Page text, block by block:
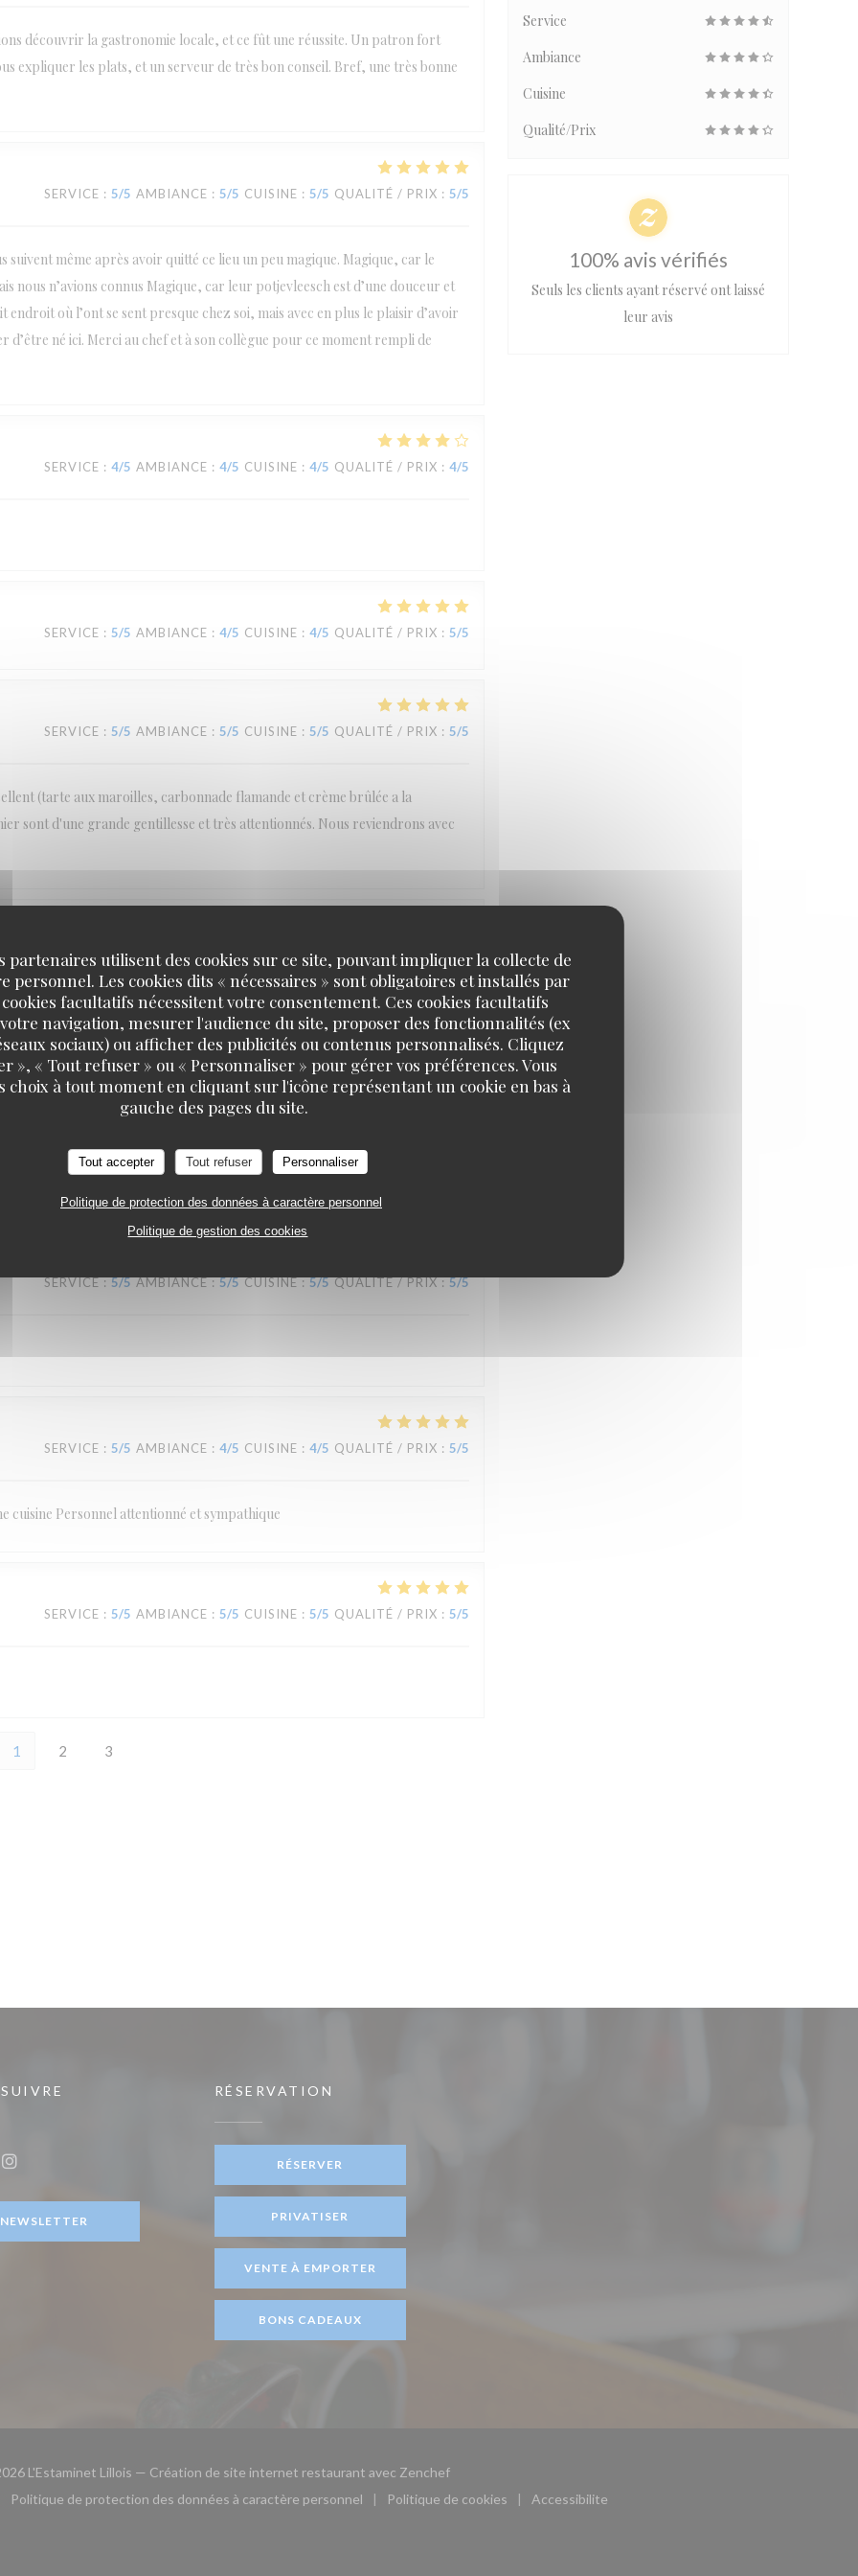
partenaires utilisent des cookies sur ce site, pouvant impliquer la collecte de
personnel. Les cookies dits « nécessaires » sont obligatoires et installés par
facultatifs nécessitent votre consentement. Ces cookies facultatifs
navigation, mesurer l'audience du site, proposer des fonctionnalités (ex
sociaux) ou afficher des publicités ou contenus personnalisés. Cliquez
», « Tout refuser » ou « Personnaliser » pour gérer vos préférences. Vous
choix à tout moment en cliquant sur l'icône représentant un cookie en bas à
gauche des pages du site.
Tout accepter Tout refuser Personnaliser
Politique de protection des données à caractère personnel
Politique de gestion des cookies
découvrir la gastronomie locale, et ce fût une réussite. Un patron fort
expliquer les plats, et un serveur de très bon conseil. Bref, une très bonne
SERVICE : 5/5 AMBIANCE : 5/5 CUISINE : 5/5 QUALITÉ / PRIX : 5/5
même après avoir quitté ce lieu un peu magique. Magique, car le
nous n’avions connus Magique, car leur potjevleesch est d’une douceur et
endroit où l’ont se sent presque chez soi, mais avec en plus le plaisir d’avoir
d’être né ici. Merci au chef et à son collègue pour ce moment rempli de
SERVICE : 4/5 AMBIANCE : 4/5 CUISINE : 4/5 QUALITÉ / PRIX : 4/5
SERVICE : 5/5 AMBIANCE : 4/5 CUISINE : 4/5 QUALITÉ / PRIX : 5/5
SERVICE : 5/5 AMBIANCE : 5/5 CUISINE : 5/5 QUALITÉ / PRIX : 5/5
(tarte aux maroilles, carbonnade flamande et crème brûlée a la
sont d'une grande gentillesse et très attentionnés. Nous reviendrons avec
SERVICE 5/5 AMBIANCE 5 /5 5 QUALITÉ / PRIX
que nous sommes avons été ravis ! Nous recommandons !
/5 AMBIANCE : 4/5 CUISINE:
nous y reviendrons !
SERVICE: 5/5 AMBIANCE: 5/5 CUISINE: 5/5 QUALITÉ / PRIX: 5/5
SERVICE : 5/5 AMBIANCE : 4/5 CUISINE : 4/5 QUALITÉ / PRIX : 5/5
cuisine Personnel attentionné et sympathique
SERVICE : 5/5 AMBIANCE : 5/5 CUISINE : 5/5 QUALITÉ / PRIX : 5/5
1 2 3
Service
Ambiance
Cuisine
Qualité/Prix
100% avis vérifiés
Seuls les clients ayant réservé ont laissé
leur avis
NEWSLETTER
RÉSERVATION
RÉSERVER
PRIVATISER
VENTE À EMPORTER
BONS CADEAUX
L'Estaminet Lillois — Création de site internet restaurant avec Zenchef((ouvre une nouvelle fenêtre))
fenêtre))
une nouvelle fenêtre))
Politique de protection des données à caractère personnel
((ouvre une nouvelle fenêtre))
Politique de cookies
((ouvre une nouvelle fenêtre))
Accessibilite